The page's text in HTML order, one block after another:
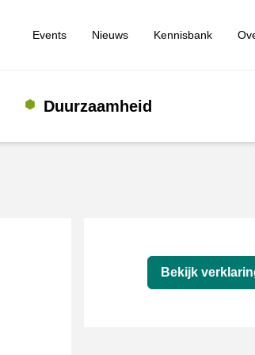
Events Nieuws Kennisbank
Duurzaamheid
Bekijk